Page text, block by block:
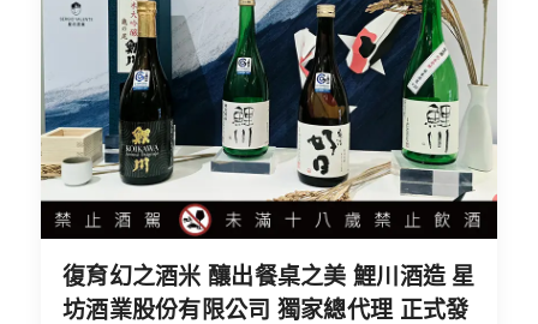
復育幻之酒米 釀出餐桌之美 鯉川酒造 星
坊酒業股份有限公司 獨家總代理 正式發